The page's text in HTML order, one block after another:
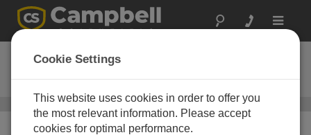
Toggle
石油天然气
耐用可靠的仪器监测和控制
Cookie Settings
This website uses cookies in order to offer you
the most relevant information. Please accept
cookies for optimal performance.